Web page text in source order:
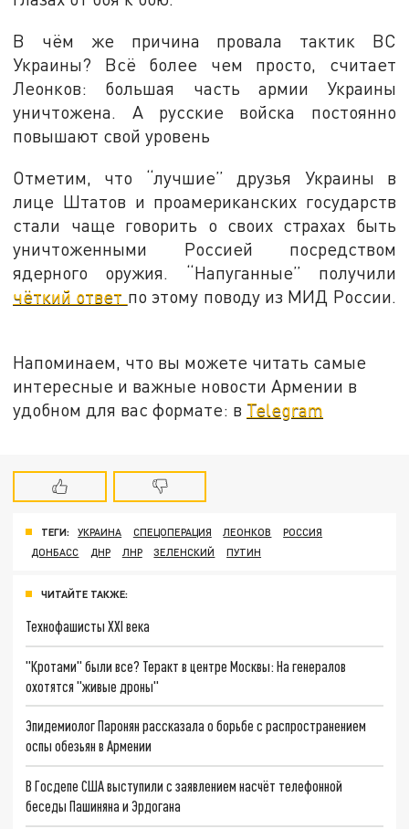
В чём же причина провала тактик ВС
Украины? Всё более чем просто, считает
Леонков: большая часть армии Украины
уничтожена. А русские войска постоянно
повышают свой уровень
Отметим, что “лучшие” друзья Украины в
лице Штатов и проамериканских государств
стали чаще говорить о своих страхах быть
уничтоженными Россией посредством
ядерного оружия. “Напуганные” получили
чёткий ответ по этому поводу из МИД России.
Напоминаем, что вы можете читать самые
интересные и важные новости Армении в
удобном для вас формате: в Telegram
ТЕГИ: УКРАИНА СПЕЦОПЕРАЦИЯ ЛЕОНКОВ
РОССИЯ
ДОНБАСС
ДНР ЛНР ЗЕЛЕНСКИЙ ПУТИН
ЧИТАЙТЕ ТАКЖЕ:
Технофашисты XXI века
"Кротами" были все? Теракт в центре Москвы: На генералов
охотятся "живые дроны"
Эпидемиолог Паронян рассказала о борьбе с распространением
оспы обезьян в Армении
В Госдепе США выступили с заявлением насчёт телефонной
беседы Пашиняна и Эрдогана